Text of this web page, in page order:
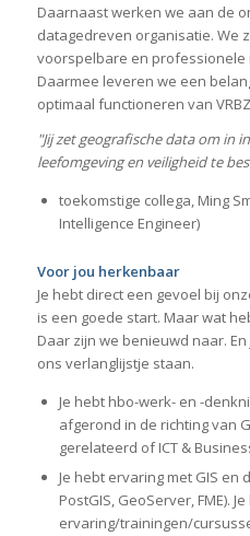
Daarnaast werken we aan de
datagedreven organisatie. We
voorspelbare en
Daarmee leveren we een
optimaal functioneren van
"Jij zet geografische data om in
leefomgeving en veiligheid te
toekomstige collega, Ming
Intelligence Engineer)
Voor jou herkenbaar
Je hebt direct een gevoel bij
is een goede start. Maar wat
Daar zijn we benieuwd naar.
ons verlanglijstje staan.
Je hebt hbo-werk- en -
afgerond in de richting van
gerelateerd of ICT &
Je hebt ervaring met GIS en
PostGIS, GeoServer, FME).
ervaring/trainingen/